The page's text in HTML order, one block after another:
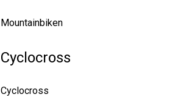
Mountainbiken
Cyclocross
Cyclocross